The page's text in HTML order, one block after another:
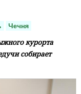
Чечня
курорта
собирает